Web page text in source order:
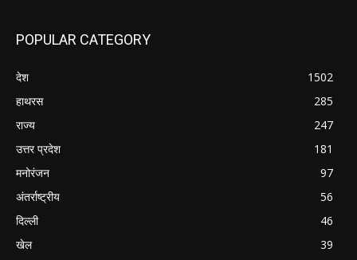
POPULAR CATEGORY
देश
1502
हाथरस
285
राज्य
247
उत्तर प्रदेश
181
मनोरंजन
97
अंतर्राष्ट्रीय
56
दिल्ली
46
खेल
39